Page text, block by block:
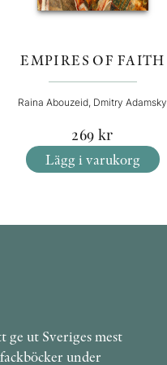
EMPIRES OF FAITH
Raina Abouzeid, Dmitry Adamsky
269 kr
Lägg i varukorg
ge ut Sveriges mest
under